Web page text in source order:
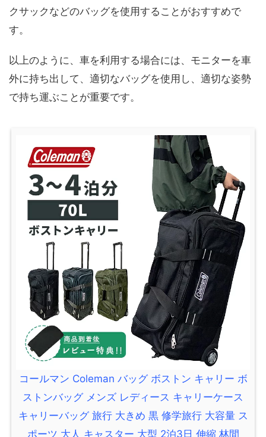
クサックなどのバッグを使用することがおすすめで
す。
以上のように、車を利用する場合には、モニターを車
外に持ち出して、適切なバッグを使用し、適切な姿勢
で持ち運ぶことが重要です。
コールマン Coleman バッグ ボストン キャリー ボ
ストンバッグ メンズ レディース キャリーケース
キャリーバッグ 旅行 大きめ 黒 修学旅行 大容量 ス
ポーツ 大人 キャスター 大型 2泊3日 伸縮 林間